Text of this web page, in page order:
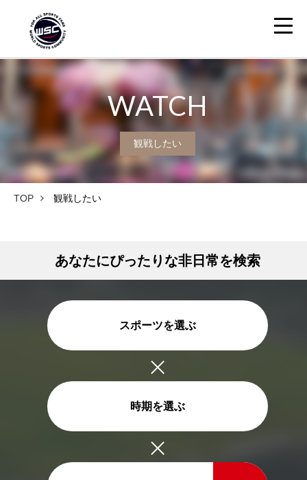
WATCH
観戦したい
TOP 観戦したい
あなたにぴったりな非日常を検索
スポーツを選ぶ
時期を選ぶ